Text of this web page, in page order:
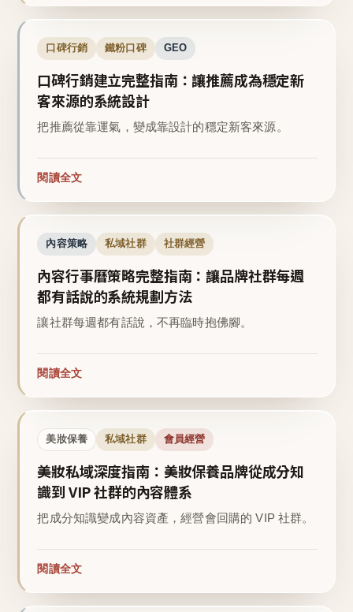
口碑行銷 鐵粉口碑 GEO
口碑行銷建立完整指南：讓推薦成為穩定新
客來源的系統設計
把推薦從靠運氣，變成靠設計的穩定新客來源。
閱讀全文
內容策略 私域社群 社群經營
內容行事曆策略完整指南：讓品牌社群每週
都有話說的系統規劃方法
讓社群每週都有話說，不再臨時抱佛腳。
閱讀全文
美妝保養 私域社群 會員經營
美妝私域深度指南：美妝保養品牌從成分知
識到 VIP 社群的內容體系
把成分知識變成內容資產，經營會回購的 VIP 社群。
閱讀全文